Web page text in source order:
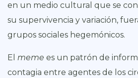
en un medio cultural que se
su supervivencia y variación,
grupos sociales hegemónicos.
El meme es un patrón de
contagia entre agentes de los